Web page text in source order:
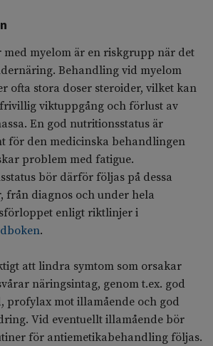
med myelom är en riskgrupp när det
Behandling vid myelom
ofta stora doser steroider, vilket kan
viktuppgång och förlust av
En god nutritionsstatus är
för den medicinska behandlingen
problem med fatigue.
bör därför följas på dessa
från diagnos och under hela
enligt riktlinjer i
.
att lindra symtom som orsakar
näringsintag, genom t.ex. god
profylax mot illamående och god
Vid eventuellt illamående bör
för antiemetikabehandling följas.